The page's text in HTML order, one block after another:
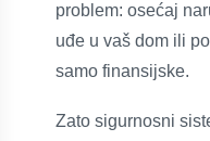
problem: osećaj
uđe u vaš dom ili
samo finansijske.
Zato sigurnosni